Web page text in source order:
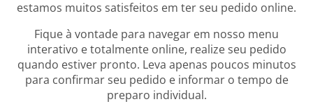
estamos muitos satisfeitos em ter seu pedido online.
Fique à vontade para navegar em nosso menu
interativo e totalmente online, realize seu pedido
quando estiver pronto. Leva apenas poucos minutos
para confirmar seu pedido e informar o tempo de
preparo individual.